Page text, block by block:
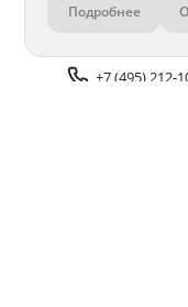
Контакты
+7 (495) 212-
Подробнее